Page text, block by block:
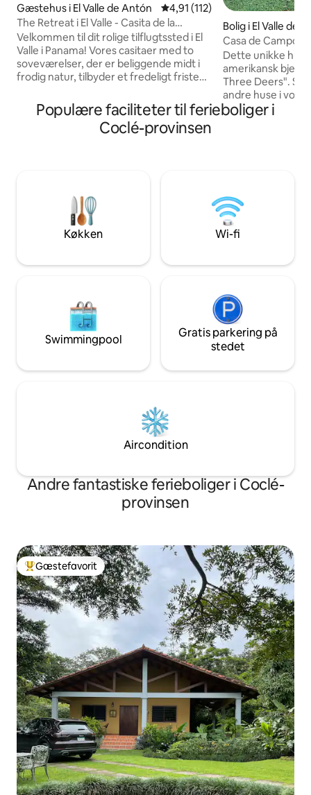
Gæstehus i El Valle de Antón 4,91 ud af 5 i gennemsnitlig
4,91 (112)
The Retreat i El Valle - Casita de la
Montaña
Velkommen til dit rolige tilflugtssted i El
Valle i Panama! Vores casitaer med to
soveværelser, der er beliggende midt i
frodig natur, tilbyder et fredeligt fristed
planter. Hver casita har to værelser,
herunder en queensize-dobbeltseng,
valg mellem en kingsize-dobbeltseng
meditations-/helbredelsessessioner, og
udforsk vandreture i verdensklasse. Nyd
restauranterne La Compania ved siden
af og El Valles berømte
Bolig i El Valle de
Casa de Campo
Dette unikke hus
amerikansk
Three Deers". Så
andre huse i
afbalanceret
og stål som dette. Det er lavet af de
dine turist- eller
arrangeres inden
gåafstand.
Populære faciliteter til ferieboliger i
Coclé-provinsen
Køkken Wi-fi
Swimmingpool
Gratis parkering på
stedet
Aircondition
Andre fantastiske ferieboliger i Coclé-
provinsen
Bedste gæstefavorit
Gæstefavorit